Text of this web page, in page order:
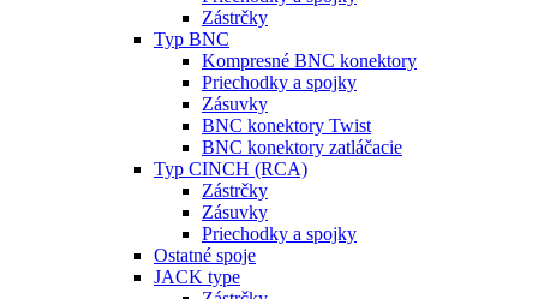
Zástrčky
Typ BNC
Kompresné BNC konektory
Priechodky a spojky
Zásuvky
BNC konektory Twist
BNC konektory zatláčacie
Typ CINCH (RCA)
Zástrčky
Zásuvky
Priechodky a spojky
Ostatné spoje
JACK type